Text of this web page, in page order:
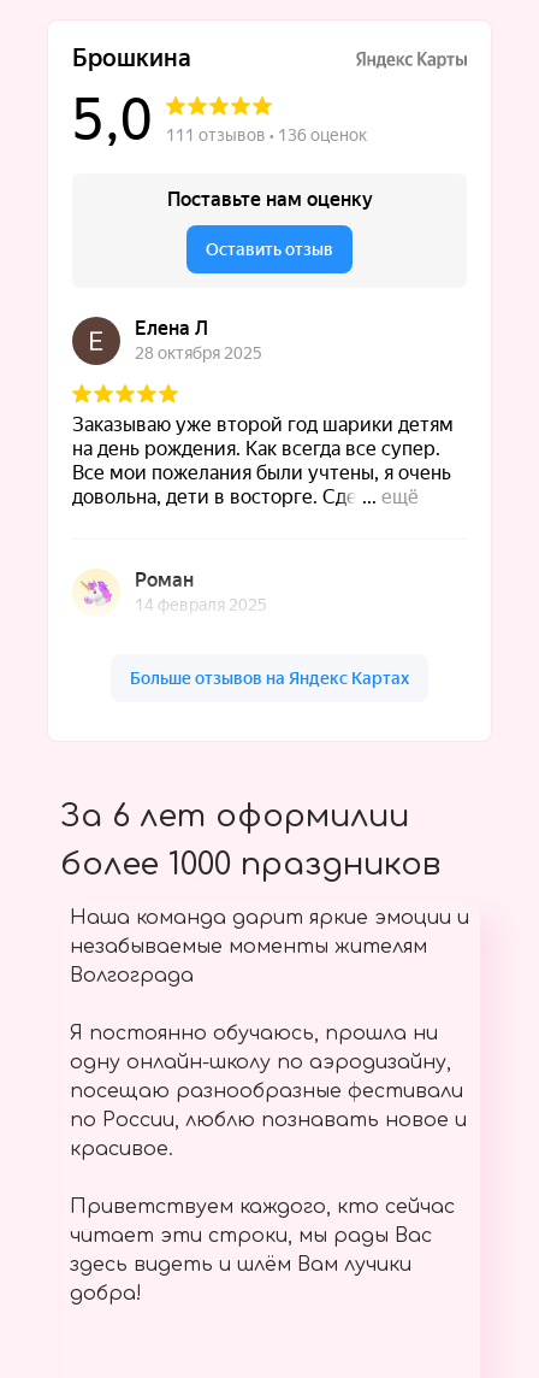
За 6 лет оформилии
более 1000 праздников
Наша команда дарит яркие эмоции и
незабываемые моменты жителям
Волгограда
Я постоянно обучаюсь, прошла ни
одну онлайн-школу по аэродизайну,
посещаю разнообразные фестивали
по России, люблю познавать новое и
красивое.
Приветствуем каждого, кто сейчас
читает эти строки, мы рады Вас
здесь видеть и шлём Вам лучики
добра!